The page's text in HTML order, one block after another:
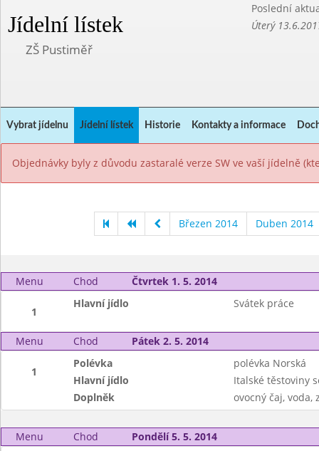
Jídelní lístek
Poslední
Úterý
ZŠ Pustiměř
Vybrat jídelnu Jídelní lístek Historie Kontakty a informace
Objednávky byly z důvodu zastaralé verze SW ve vaší jídelně
Březen 2014 Duben 2014
Menu Chod Čtvrtek 1. 5. 2014
1
Hlavní jídlo Svátek práce
Menu Chod Pátek 2. 5. 2014
1
Polévka
polévka Norská
Hlavní jídlo
Italské těstoviny
Doplněk
ovocný čaj, voda,
Menu Chod Pondělí 5. 5. 2014